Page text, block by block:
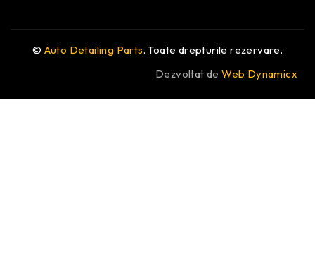
© Auto Detailing Parts. Toate drepturile rezervare.
Dezvoltat deWeb Dynamicx